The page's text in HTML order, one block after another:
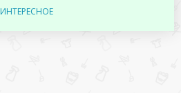
ИНТЕРЕСНОЕ